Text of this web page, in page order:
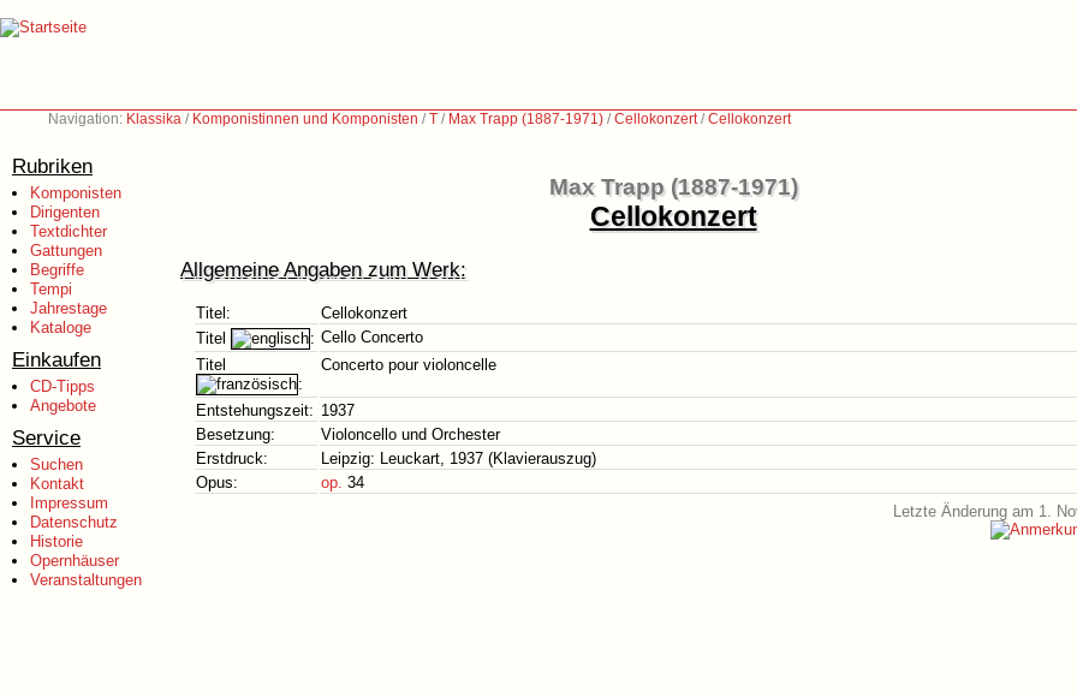
Navigation: Klassika / Komponistinnen und Komponisten /T / Max Trapp (1887-1971) /Cellokonzert/Cellokonzert
Rubriken
Komponisten
Dirigenten
Textdichter
Gattungen
Begriffe
Tempi
Jahrestage
Kataloge
Einkaufen
CD-Tipps
Angebote
Service
Suchen
Kontakt
Impressum
Datenschutz
Historie
Opernhäuser
Veranstaltungen
Max Trapp (1887-1971)
Cellokonzert
Allgemeine Angaben zum Werk:
Titel:
Cellokonzert
Titel
: Cello Concerto
Titel
:
Concerto pour violoncelle
Entstehungszeit: 1937
Besetzung:
Violoncello und Orchester
Erstdruck:
Leipzig: Leuckart, 1937 (Klavierauszug)
Opus:
op. 34
Letzte Änderung am 1.